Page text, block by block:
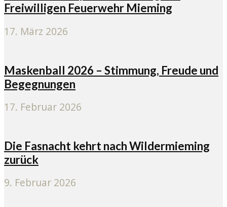
Freiwilligen Feuerwehr Mieming
17. März 2026
Maskenball 2026 – Stimmung, Freude und
Begegnungen
17. Februar 2026
Die Fasnacht kehrt nach Wildermieming
zurück
9. Februar 2026